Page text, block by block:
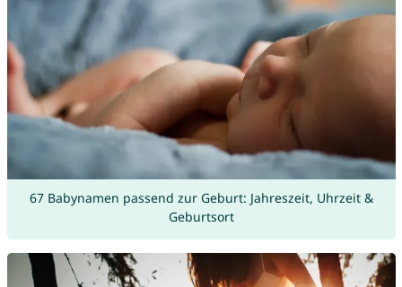
67 Babynamen passend zur Geburt: Jahreszeit, Uhrzeit &
Geburtsort